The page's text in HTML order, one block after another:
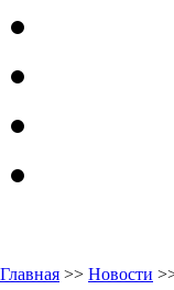
Главная >> Новости